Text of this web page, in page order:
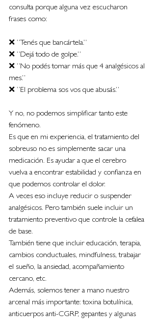
consulta porque alguna vez escucharon
frases como:
❌ “Tenés que bancártela.”
❌ “Dejá todo de golpe.”
❌ “No podés tomar más que 4 analgésicos al
mes.”
❌ “El problema sos vos que abusás.”
Y no, no podemos simplificar tanto este
fenómeno.
Es que en mi experiencia, el tratamiento del
sobreuso no es simplemente sacar una
medicación. Es ayudar a que el cerebro
vuelva a encontrar estabilidad y confianza en
que podemos controlar el dolor.
A veces eso incluye reducir o suspender
analgésicos. Pero también suele incluir un
tratamiento preventivo que controle la cefalea
de base.
También tiene que incluir educación, terapia,
cambios conductuales, mindfulness, trabajar
el sueño, la ansiedad, acompañamiento
cercano, etc.
Además, solemos tener a mano nuestro
arcenal más importante: toxina botulínica,
anticuerpos anti-CGRP, gepantes y algunas